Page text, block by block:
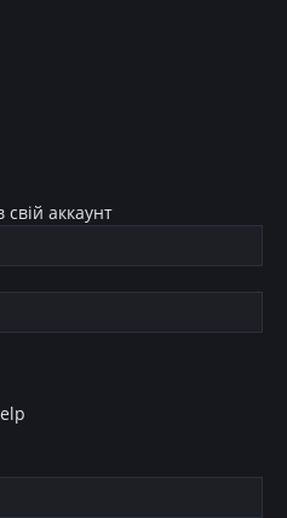
аккаунт